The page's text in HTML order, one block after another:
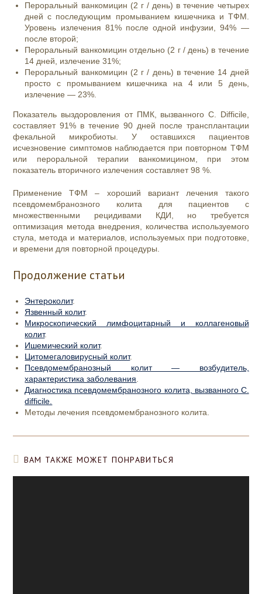
Пероральный ванкомицин (2 г / день) в течение четырех
дней с последующим промыванием кишечника и ТФМ.
Уровень излечения 81% после одной инфузии, 94% —
после второй;
Пероральный ванкомицин отдельно (2 г / день) в течение
14 дней, излечение 31%;
Пероральный ванкомицин (2 г / день) в течение 14 дней
просто с промыванием кишечника на 4 или 5 день,
излечение — 23%.
Показатель выздоровления от ПМК, вызванного C. Difficile,
составляет 91% в течение 90 дней после трансплантации
фекальной микробиоты. У оставшихся пациентов
исчезновение симптомов наблюдается при повторном ТФМ
или пероральной терапии ванкомицином, при этом
показатель вторичного излечения составляет 98 %.
Применение ТФМ – хороший вариант лечения такого
псевдомембранозного колита для пациентов с
множественными рецидивами КДИ, но требуется
оптимизация метода внедрения, количества используемого
стула, метода и материалов, используемых при подготовке,
и времени для повторной процедуры.
Продолжение статьи
Энтероколит.
Язвенный колит.
Микроскопический лимфоцитарный и коллагеновый
колит.
Ишемический колит.
Цитомегаловирусный колит.
Псевдомембранозный колит — возбудитель,
характеристика заболевания
Диагностика псевдомембранозного колита, вызванного C.
difficile.
Методы лечения псевдомембранозного колита.
ВАМ ТАКЖЕ МОЖЕТ ПОНРАВИТЬСЯ